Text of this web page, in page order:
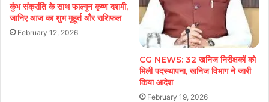
कुंभ संक्रांति के साथ फाल्गुन कृष्ण दशमी,
जानिए आज का शुभ मुहूर्त और राशिफल
February 12, 2026
CG NEWS: 32 खनिज निरीक्षकों को
मिली पदस्थापना, खनिज विभाग ने जारी
किया आदेश
February 19, 2026